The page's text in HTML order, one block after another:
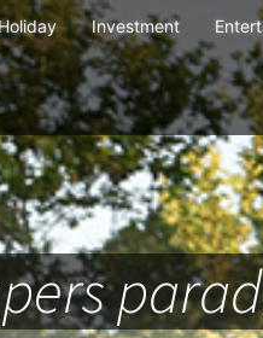
Investment